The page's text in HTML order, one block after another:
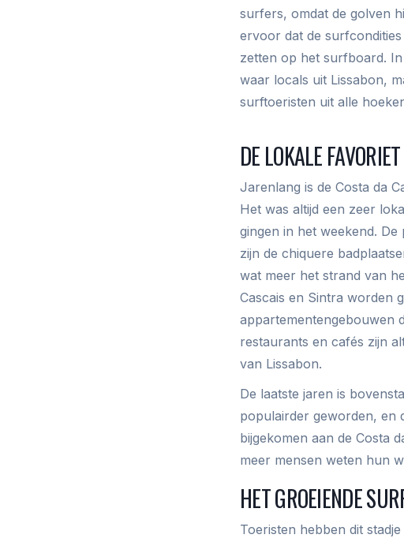
surfers, omdat de golven
ervoor dat de
zetten op het surfboard.
waar locals uit Lissabon,
surftoeristen uit alle
DE LOKALE
Jarenlang is de Costa da
Het was altijd een zeer
gingen in het weekend.
zijn de chiquere
wat meer het strand van
Cascais en Sintra worden
appartementengebouwen
restaurants en cafés zijn
van Lissabon.
De laatste jaren is
populairder geworden, en
bijgekomen aan de Costa
meer mensen weten hun
HET GROEIENDE
Toeristen hebben dit